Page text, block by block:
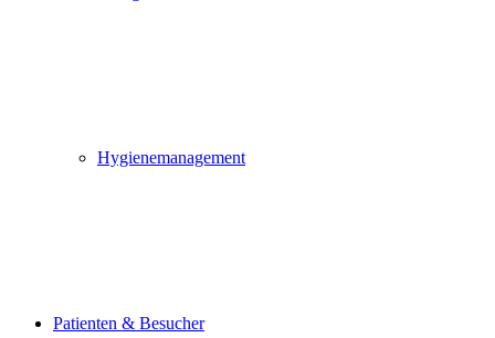
Hygienemanagement
Patienten & Besucher